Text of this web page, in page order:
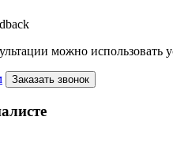
можно использовать
Заказать звонок